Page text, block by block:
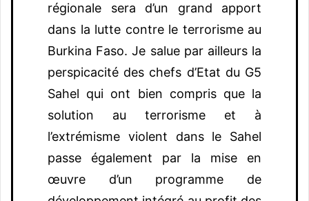
régionale sera d’un grand apport
dans la lutte contre le terrorisme au
Burkina Faso. Je salue par ailleurs la
perspicacité des chefs d’Etat du G5
Sahel qui ont bien compris que la
solution au terrorisme et à
l’extrémisme violent dans le Sahel
passe également par la mise en
œuvre d’un programme de